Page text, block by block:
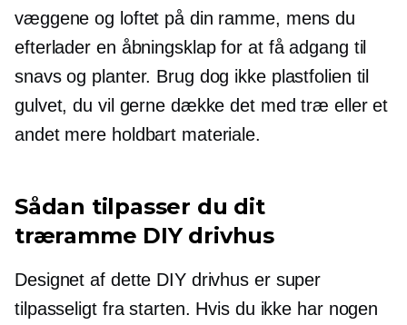
væggene og loftet på din ramme, mens du
efterlader en åbningsklap for at få adgang til
snavs og planter. Brug dog ikke plastfolien til
gulvet, du vil gerne dække det med træ eller et
andet mere holdbart materiale.
Sådan tilpasser du dit
træramme DIY drivhus
Designet af dette DIY drivhus er super
tilpasseligt fra starten. Hvis du ikke har nogen